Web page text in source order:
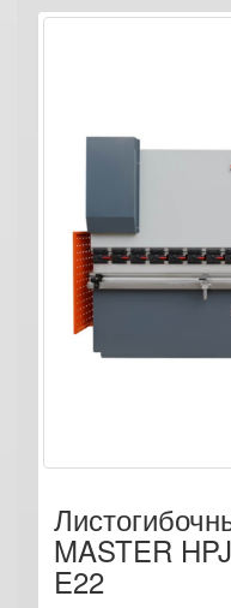
MASTER
E22